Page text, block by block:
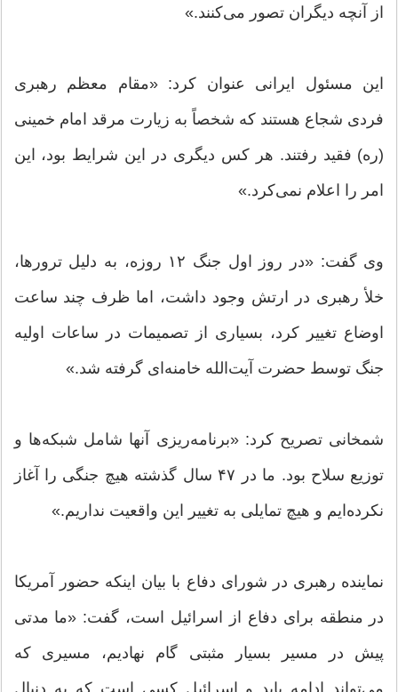
از آنچه دیگران تصور می‌کنند.»
این مسئول ایرانی عنوان کرد: «مقام معظم رهبری
فردی شجاع هستند که شخصاً به زیارت مرقد امام خمینی
(ره) فقید رفتند. هر کس دیگری در این شرایط بود، این
امر را اعلام نمی‌کرد.»
وی گفت: «در روز اول جنگ ۱۲ روزه، به دلیل ترورها،
خلأ رهبری در ارتش وجود داشت، اما ظرف چند ساعت
اوضاع تغییر کرد، بسیاری از تصمیمات در ساعات اولیه
جنگ توسط حضرت آیت‌الله خامنه‌ای گرفته شد.»
شمخانی تصریح کرد: «برنامه‌ریزی آنها شامل شبکه‌ها و
توزیع سلاح بود. ما در ۴۷ سال گذشته هیچ جنگی را آغاز
نکرده‌ایم و هیچ تمایلی به تغییر این واقعیت نداریم.»
نماینده رهبری در شورای دفاع با بیان اینکه حضور آمریکا
در منطقه برای دفاع از اسرائیل است، گفت: «ما مدتی
پیش در مسیر بسیار مثبتی گام نهادیم، مسیری که